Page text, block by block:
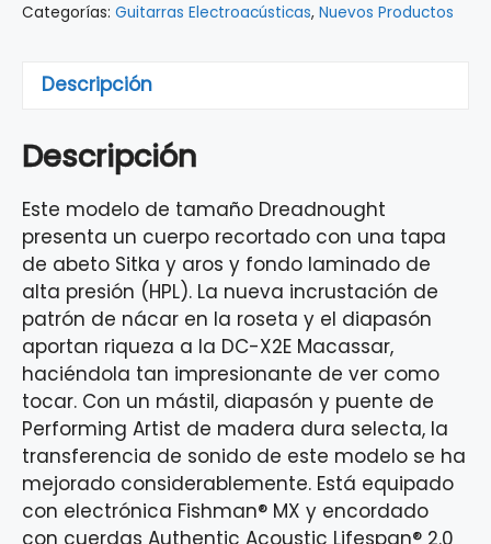
Rosewood
Categorías: Guitarras Electroacústicas, Nuevos Productos
Descripción
Descripción
Este modelo de tamaño Dreadnought
presenta un cuerpo recortado con una tapa
de abeto Sitka y aros y fondo laminado de
alta presión (HPL). La nueva incrustación de
patrón de nácar en la roseta y el diapasón
aportan riqueza a la DC-X2E Macassar,
haciéndola tan impresionante de ver como
tocar. Con un mástil, diapasón y puente de
Performing Artist de madera dura selecta, la
transferencia de sonido de este modelo se ha
mejorado considerablemente. Está equipado
con electrónica Fishman® MX y encordado
con cuerdas Authentic Acoustic Lifespan® 2.0